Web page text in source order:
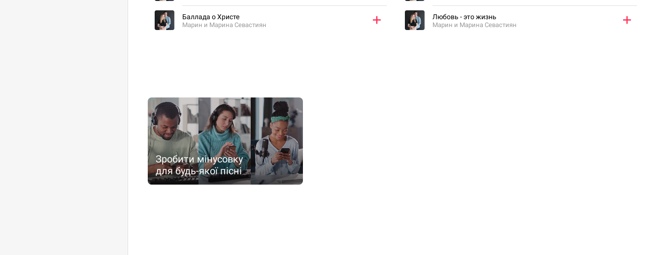
Баллада о Христе
Марин и Марина Севастиян
Любовь - это жизнь
Марин и Марина Севастиян
Зробити мінусовку
для будь-якої пісні